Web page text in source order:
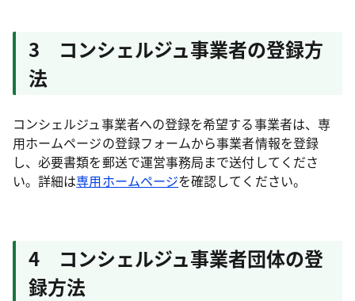
3 コンシェルジュ事業者の登録方
法
コンシェルジュ事業者への登録を希望する事業者は、専
用ホームページの登録フォームから事業者情報を登録
し、必要書類を郵送で運営事務局まで送付してくださ
い。詳細は専用ホームページを確認してください。
4 コンシェルジュ事業者団体の登
録方法